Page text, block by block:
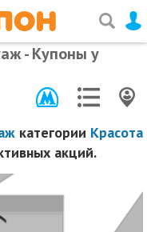
- Купоны у
категории Красота
акций.